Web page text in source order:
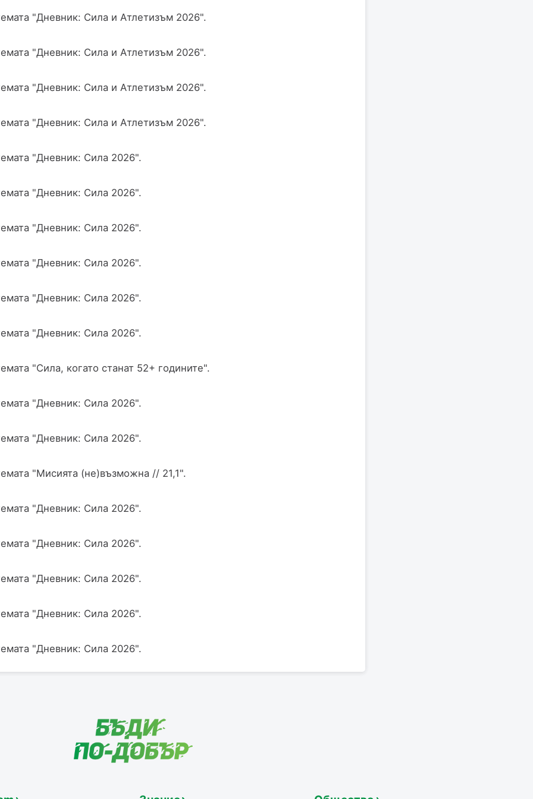
"Дневник: Сила и Атлетизъм 2026".
"Дневник: Сила и Атлетизъм 2026".
"Дневник: Сила и Атлетизъм 2026".
"Дневник: Сила и Атлетизъм 2026".
"Дневник: Сила 2026".
"Дневник: Сила 2026".
"Дневник: Сила 2026".
"Дневник: Сила 2026".
"Дневник: Сила 2026".
"Дневник: Сила 2026".
"Сила, когато станат 52+ годините".
"Дневник: Сила 2026".
"Дневник: Сила 2026".
"Мисията (не)възможна // 21,1".
"Дневник: Сила 2026".
"Дневник: Сила 2026".
"Дневник: Сила 2026".
"Дневник: Сила 2026".
"Дневник: Сила 2026".